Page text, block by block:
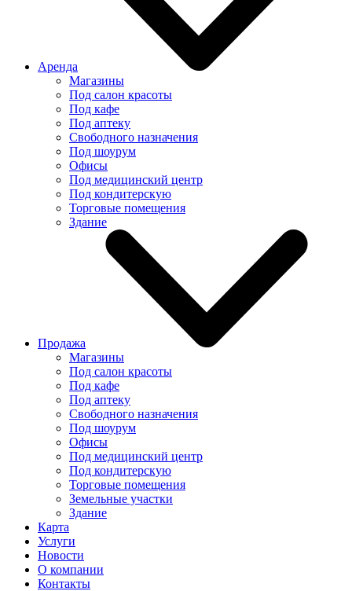
Аренда
Магазины
Под салон красоты
Под кафе
Под аптеку
Свободного назначения
Под шоурум
Офисы
Под медицинский центр
Под кондитерскую
Торговые помещения
Здание
Продажа
Магазины
Под салон красоты
Под кафе
Под аптеку
Свободного назначения
Под шоурум
Офисы
Под медицинский центр
Под кондитерскую
Торговые помещения
Земельные участки
Здание
Карта
Услуги
Новости
О компании
Контакты